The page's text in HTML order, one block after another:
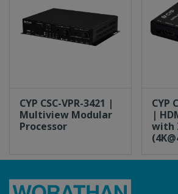
CYP CSC-VPR-3421 |
Multiview Modular
Processor
CYP
|
with